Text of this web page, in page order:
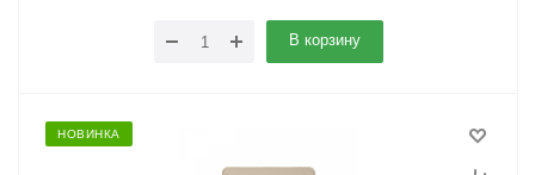
В корзину
НОВИНКА